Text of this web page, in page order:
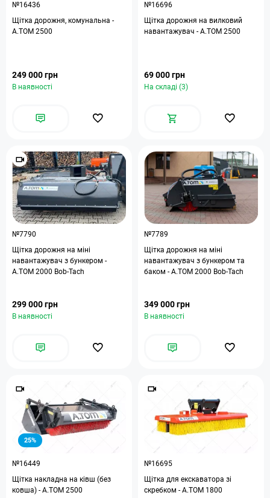
№16436
Щітка дорожня, комунальна -
А.ТОМ 2500
249 000 грн
В наявності
№16696
Щітка дорожня на вилковий
навантажувач - А.ТОМ 2500
69 000 грн
На складі (3)
№7790
Щітка дорожня на міні
навантажувач з бункером -
А.ТОМ 2000 Bob-Tach
299 000 грн
В наявності
№7789
Щітка дорожня на міні
навантажувач з бункером та
баком - А.ТОМ 2000 Bob-Tach
349 000 грн
В наявності
25%
№16449
Щітка накладна на ківш (без
ковша) - А.ТОМ 2500
№16695
Щітка для екскаватора зі
скребком - A.TOM 1800